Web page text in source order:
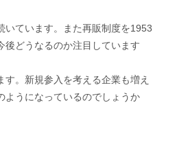
ています。また再販制度を1953
後どうなるのか注目しています
。新規参入を考える企業も増え
ようになっているのでしょうか